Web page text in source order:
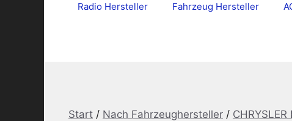
Radio Hersteller Fahrzeug Hersteller
Start / Nach Fahrzeughersteller /